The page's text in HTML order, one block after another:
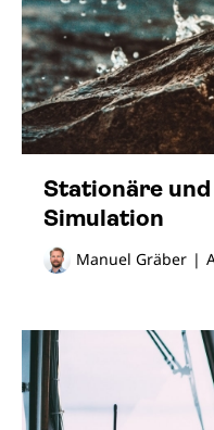
Stationäre
Simulation
Manuel Gräber |